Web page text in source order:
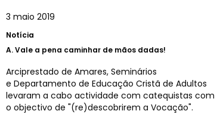
3 maio 2019
Notícia
A.Vale a pena caminhar de mãos dadas!
Arciprestado de Amares, Seminários
e Departamento de Educação Cristã de Adultos
levaram a cabo actividade com catequistas com
o objectivo de "(re)descobrirem a Vocação".